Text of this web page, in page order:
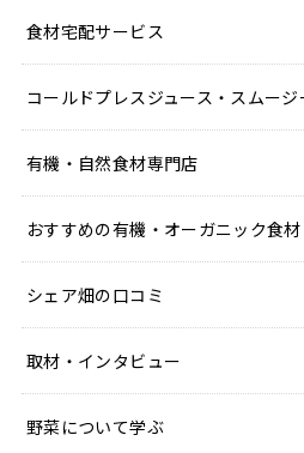
食材宅配サービス
コールドプレスジュース・スムージ
有機・自然食材専門店
おすすめの有機・オーガニック食材
シェア畑の口コミ
取材・インタビュー
野菜について学ぶ